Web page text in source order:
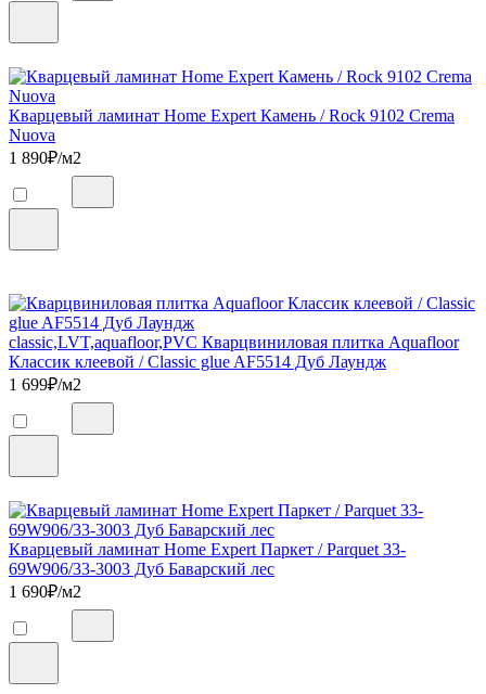
Кварцевый ламинат Home Expert Камень / Rock 9102 Crema
Nuova
1 890₽/м2
classic,LVT,aquafloor,PVC Кварцвиниловая плитка Aquafloor
Классик клеевой / Classic glue AF5514 Дуб Лаундж
1 699₽/м2
Кварцевый ламинат Home Expert Паркет / Parquet 33-
69W906/33-3003 Дуб Баварский лес
1 690₽/м2